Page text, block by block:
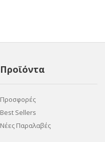
Προϊόντα
Προσφορές
Best Sellers
Νέες Παραλαβές